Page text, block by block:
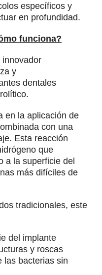
específicos y
en profundidad.
funciona?
innovador
y
dentales
en la aplicación de
con una
Esta reacción
que
a la superficie del
más difíciles de
tradicionales, este
del implante
y roscas
las bacterias sin